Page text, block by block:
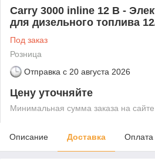
Carry 3000 inline 12 В -
для дизельного топлива
Под заказ
Розница
Отправка с 20 августа 2026
Цену уточняйте
Минимальная сумма заказа на
Описание Доставка Оплата